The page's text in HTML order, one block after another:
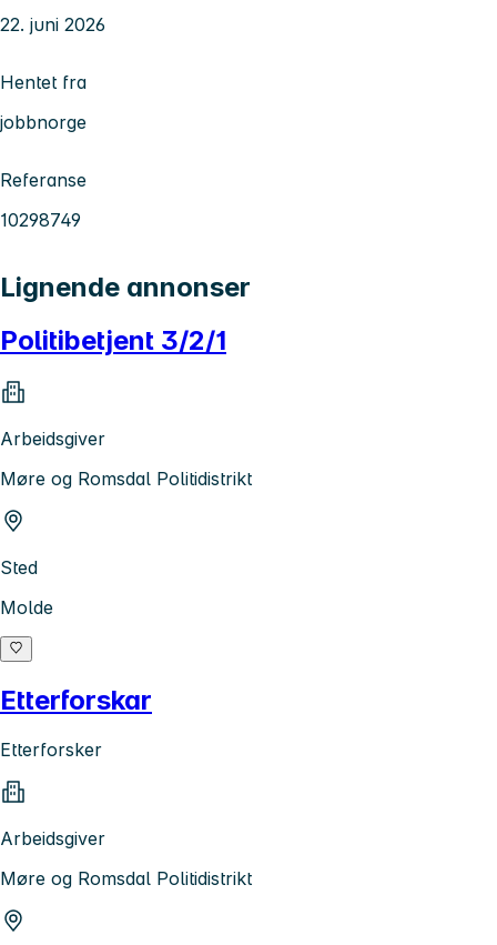
22. juni 2026
Hentet fra
jobbnorge
Referanse
10298749
Lignende annonser
Politibetjent 3/2/1
Arbeidsgiver
Møre og Romsdal Politidistrikt
Sted
Molde
Etterforskar
Etterforsker
Arbeidsgiver
Møre og Romsdal Politidistrikt